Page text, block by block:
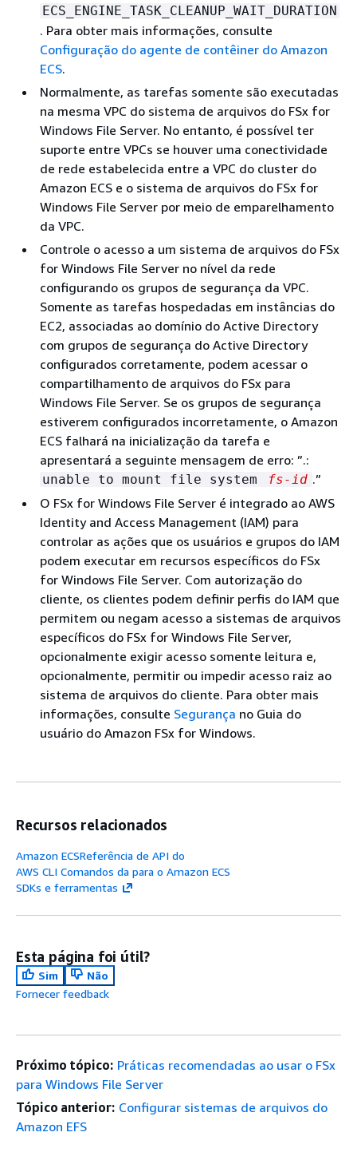
ECS_ENGINE_TASK_CLEANUP_WAIT_DURATION
. Para obter mais informações, consulte
Configuração do agente de contêiner do Amazon
ECS.
Normalmente, as tarefas somente são executadas
na mesma VPC do sistema de arquivos do FSx for
Windows File Server. No entanto, é possível ter
suporte entre VPCs se houver uma conectividade
de rede estabelecida entre a VPC do cluster do
Amazon ECS e o sistema de arquivos do FSx for
Windows File Server por meio de emparelhamento
da VPC.
Controle o acesso a um sistema de arquivos do FSx
for Windows File Server no nível da rede
configurando os grupos de segurança da VPC.
Somente as tarefas hospedadas em instâncias do
EC2, associadas ao domínio do Active Directory
com grupos de segurança do Active Directory
configurados corretamente, podem acessar o
compartilhamento de arquivos do FSx para
Windows File Server. Se os grupos de segurança
estiverem configurados incorretamente, o Amazon
ECS falhará na inicialização da tarefa e
apresentará a seguinte mensagem de erro: ”.:
unable to mount file system fs-id .”
O FSx for Windows File Server é integrado ao AWS
Identity and Access Management (IAM) para
controlar as ações que os usuários e grupos do IAM
podem executar em recursos específicos do FSx
for Windows File Server. Com autorização do
cliente, os clientes podem definir perfis do IAM que
permitem ou negam acesso a sistemas de arquivos
específicos do FSx for Windows File Server,
opcionalmente exigir acesso somente leitura e,
opcionalmente, permitir ou impedir acesso raiz ao
sistema de arquivos do cliente. Para obter mais
informações, consulte Segurança no Guia do
usuário do Amazon FSx for Windows.
Recursos relacionados
Amazon ECSReferência de API do
AWS CLI Comandos da para o Amazon ECS
SDKs e ferramentas
Esta página foi útil?
Sim
Não
Fornecer feedback
Próximo tópico: Práticas recomendadas ao usar o FSx
para Windows File Server
Tópico anterior: Configurar sistemas de arquivos do
Amazon EFS